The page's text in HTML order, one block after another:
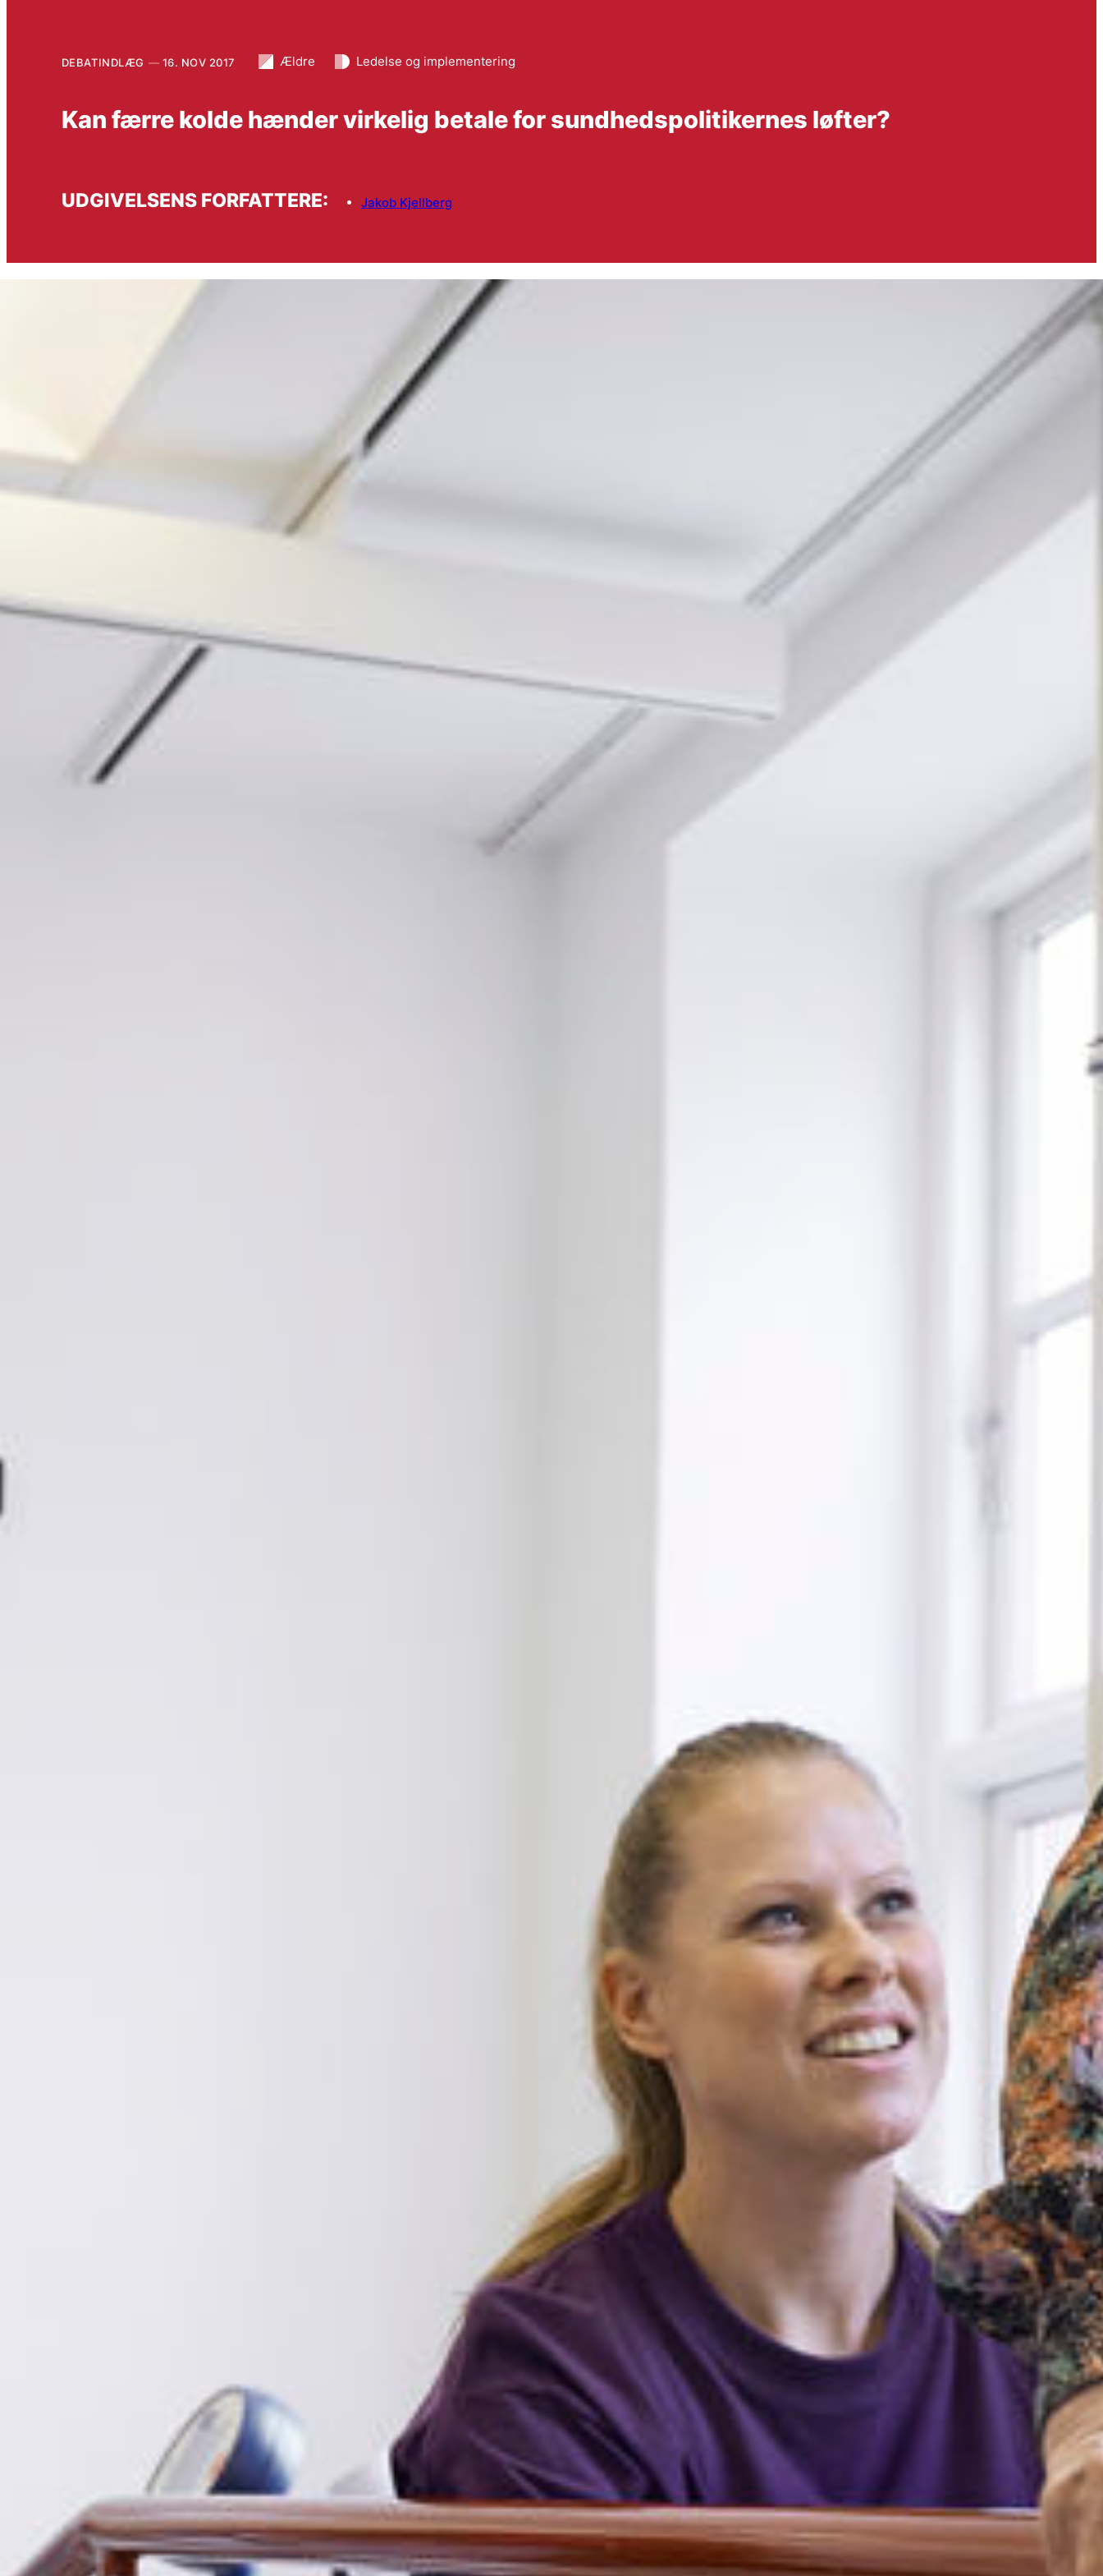
DEBATINDLÆG 16. NOV 2017 Ældre Ledelse og implementering
Kan færre kolde hænder virkelig betale for sundhedspolitikernes løfter?
UDGIVELSENS FORFATTERE: Jakob Kjellberg